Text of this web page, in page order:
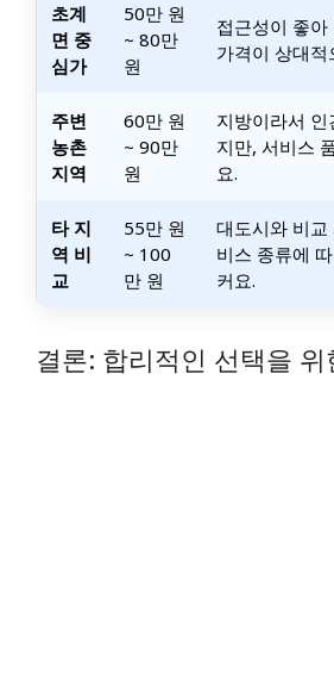
초계
면 중
심가
50만 원
~ 80만
원
접근성이 좋아
가격이 상대적
주변
농촌
지역
60만 원
~ 90만
원
지방이라서 인
지만, 서비스
요.
타 지
역 비
교
55만 원
~ 100
만 원
대도시와 비교
비스 종류에
커요.
결론: 합리적인 선택을 위